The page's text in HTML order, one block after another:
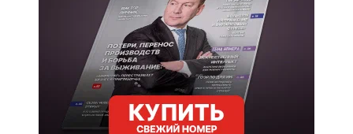
Ниши и рынки